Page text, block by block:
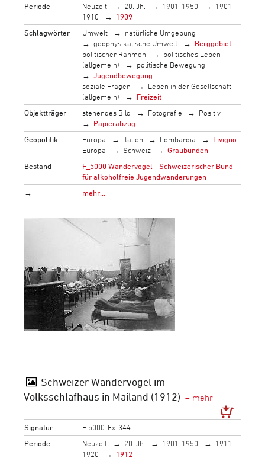
Periode
Neuzeit 20. Jh. 1901-1950
1901-
1910
1909
Schlagwörter
Umwelt
natürliche Umgebung
geophysikalische Umwelt
Berggebiet
politischer Rahmen
politisches Leben
(allgemein)
politische Bewegung
Jugendbewegung
soziale Fragen
Leben in der Gesellschaft
(allgemein)
Freizeit
Objektträger
stehendes Bild Fotografie
Positiv
Papierabzug
Geopolitik
Europa Italien Lombardia
Livigno
Europa
Schweiz
Graubünden
Bestand
F_5000 Wandervogel - Schweizerischer Bund
für alkoholfreie Jugendwanderungen
→
mehr…
Schweizer Wandervögel im
Volksschlafhaus in Mailand (1912)
Signatur
F 5000-Fx-344
Periode
Neuzeit 20. Jh. 1901-1950
1911-
1920
1912